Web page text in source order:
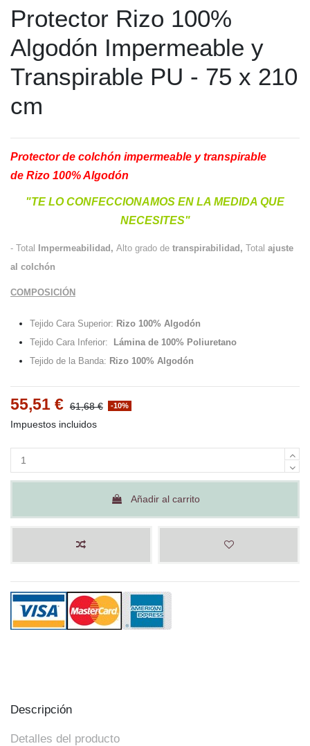
Protector Rizo 100%
Algodón Impermeable y
Transpirable PU - 75 x 210
cm
Protector de colchón impermeable y transpirable
de Rizo 100% Algodón
"TE LO CONFECCIONAMOS EN LA MEDIDA QUE
NECESITES"
- Total Impermeabilidad, Alto grado de transpirabilidad, Total ajuste
al colchón
COMPOSICIÓN
Tejido Cara Superior: Rizo 100% Algodón
Tejido Cara Inferior:
Lámina de 100% Poliuretano
Tejido de la Banda: Rizo 100% Algodón
55,51 € 61,68 € -10%
Impuestos incluidos
Añadir al carrito
Descripción
Detalles del producto